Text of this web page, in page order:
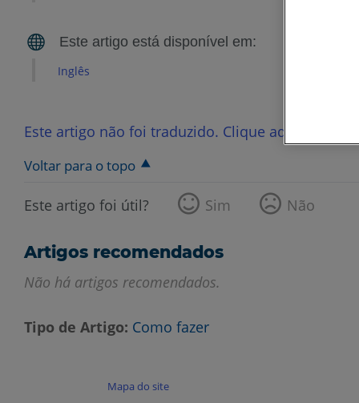
Inglês
Este artigo não foi traduzido. Clique aqui para
Voltar para o topo
Este artigo foi útil? Sim Não
Artigos recomendados
Não há artigos recomendados.
Tipo de Artigo Como fazer
Mapa do site